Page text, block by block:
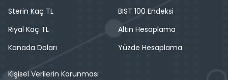
Sterin Kaç TL
Riyal Kaç TL
Kanada Doları
BIST 100 Endeksi
Altın Hesaplama
Yüzde Hesaplama
Kişisel Verilerin Korunması